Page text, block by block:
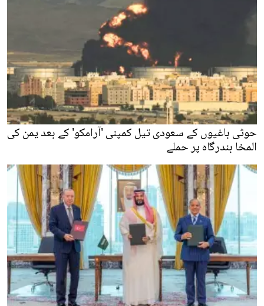
حوثی باغیوں کے سعودی تیل کمپنی 'آرامکو' کے بعد یمن کی
المخا بندرگاہ پر حملے